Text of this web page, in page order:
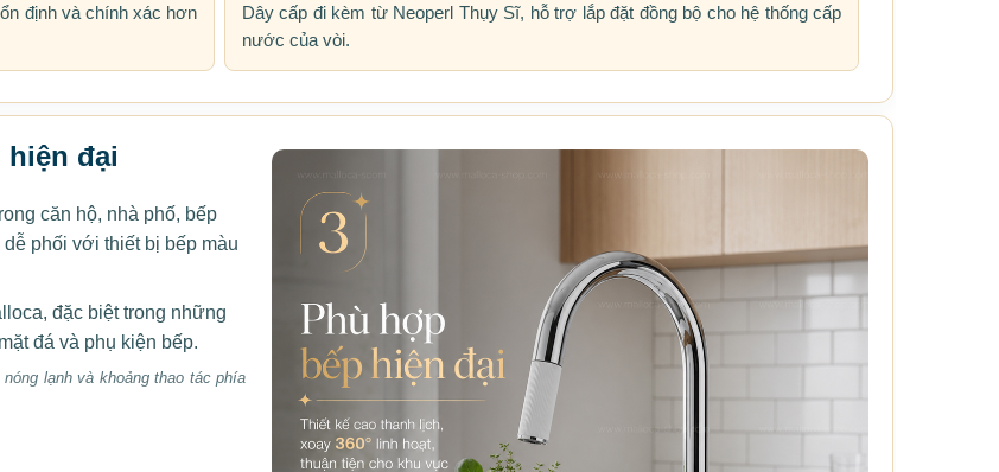
định và chính xác hơn
Dây cấp đi kèm từ Neoperl Thụy Sĩ, hỗ trợ lắp đặt đồng bộ cho hệ thống cấp
nước của vòi.
đại
căn hộ, nhà phố, bếp
phối với thiết bị bếp màu
đặc biệt trong những
đá và phụ kiện bếp.
lạnh và khoảng thao tác phía